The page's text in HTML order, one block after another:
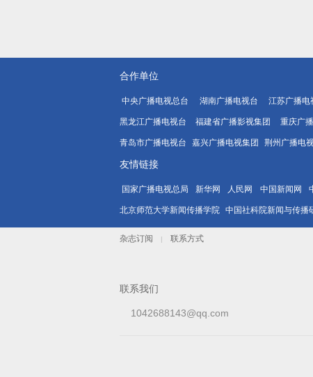
合作单位
中央广播电视总台 湖南广播电视台 江苏广播电
黑龙江广播电视台 福建省广播影视集团 重庆广
青岛市广播电视台 嘉兴广播电视集团 荆州广播电
友情链接
国家广播电视总局 新华网 人民网 中国新闻网
北京师范大学新闻传播学院 中国社科院新闻与传播
杂志订阅 | 联系方式
联系我们
1042688143@qq.com